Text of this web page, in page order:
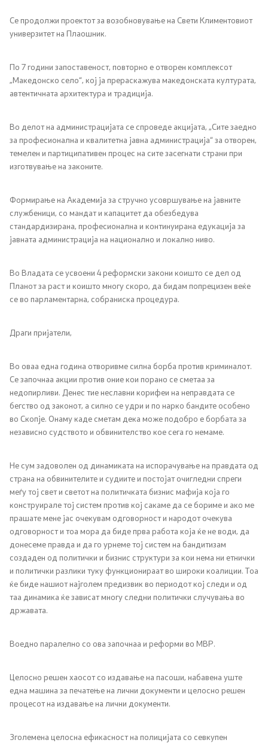
Се продолжи проектот за возобновување на Свети Климентовиот
универзитет на Плаошник.
По 7 години запоставеност, повторно е отворен комплексот
„Македонско село“, кој ја прераскажува македонската културата,
автентичната архитектура и традиција.
Во делот на администрацијата се спроведе акцијата, „Сите заедно
за професионална и квалитетна јавна администрација“ за отворен,
темелен и партиципативен процес на сите засегнати страни при
изготвување на законите.
Формирање на Академија за стручно усовршување на јавните
службеници, со мандат и капацитет да обезбедува
стандардизирана, професионална и континуирана едукација за
јавната администрација на национално и локално ниво.
Во Владата се усвоени 4 реформски закони коишто се дел од
Планот за раст и коишто многу скоро, да бидам попрецизен веќе
се во парламентарна, собраниска процедура.
Драги пријатели,
Во оваа една година отворивме силна борба против криминалот.
Се започнаа акции против оние кои порано се сметаа за
недопирливи. Денес тие неславни корифеи на неправдата се
бегство од законот, а силно се удри и по нарко бандите особено
во Скопје. Онаму каде сметам дека може подобро е борбата за
независно судството и обвинителство кое сега го немаме.
Не сум задоволен од динамиката на испорачување на правдата од
страна на обвинителите и судиите и постојат очигледни спреги
меѓу тој свет и светот на политичката бизнис мафија која го
конструирале тој систем против кој сакаме да се бориме и ако ме
прашате мене јас очекувам одговорност и народот очекува
одговорност и тоа мора да биде прва работа која ќе не води, да
донесеме правда и да го урнеме тој систем на бандитизам
создаден од политички и бизнис структури за кои нема ни етнички
и политички разлики туку функционираат во широки коалиции. Тоа
ќе биде нашиот најголем предизвик во периодот кој следи и од
таа динамика ќе зависат многу следни политички случувања во
државата.
Воедно паралелно со ова започнаа и реформи во МВР.
Целосно решен хаосот со издавање на пасоши, набавена уште
една машина за печатење на лични документи и целосно решен
процесот на издавање на лични документи.
Зголемена целосна ефикасност на полицијата со севкупен